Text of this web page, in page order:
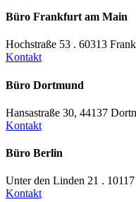
Büro Frankfurt am Main
Hochstraße 53 . 60313
Kontakt
Büro Dortmund
Hansastraße 30, 44137
Kontakt
Büro Berlin
Unter den Linden 21 .
Kontakt